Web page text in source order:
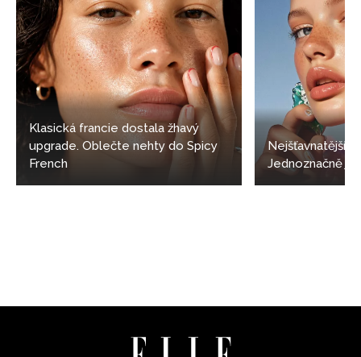
Klasická francie dostala žhavý
upgrade. Oblečte nehty do Spicy
French
Nejšťavnatější
Jednoznačně